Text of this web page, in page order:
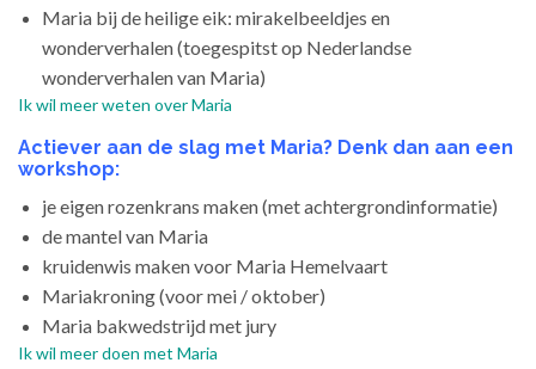
Maria bij de heilige eik: mirakelbeeldjes en
wonderverhalen (toegespitst op Nederlandse
wonderverhalen van Maria)
Ik wil meer weten over Maria
Actiever aan de slag met Maria? Denk dan aan een
workshop:
je eigen rozenkrans maken (met achtergrondinformatie)
de mantel van Maria
kruidenwis maken voor Maria Hemelvaart
Mariakroning (voor mei / oktober)
Maria bakwedstrijd met jury
Ik wil meer doen met Maria